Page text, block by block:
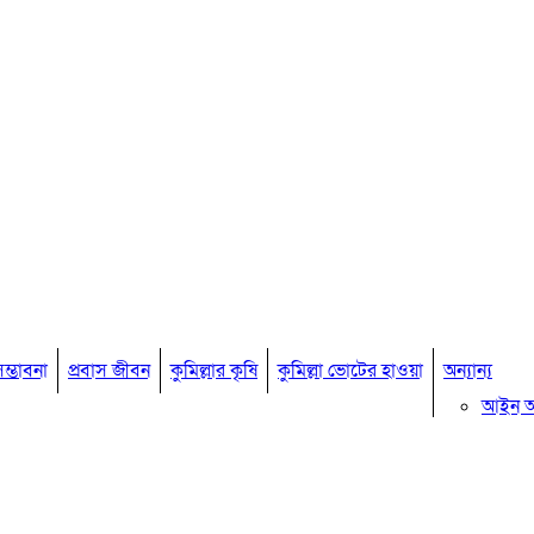
প্রবাস জীবন কুমিল্লার কৃষি কুমিল্লা ভোটের হাওয়া
অন্যান্য
আইন